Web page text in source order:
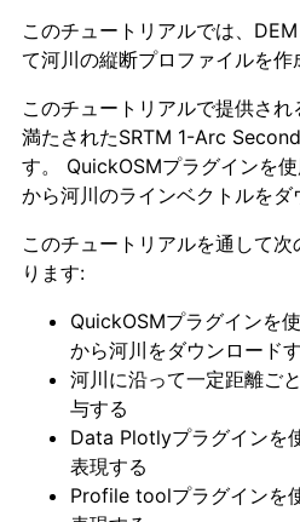
このチュートリアルでは、
て河川の縦断プロファイルを作
このチュートリアルで提供さ
満たされたSRTM 1-Arc
す。 QuickOSMプラグインを
から河川のラインベクトルをダ
このチュートリアルを通して
ります:
QuickOSMプラグインを
から河川をダウンロード
河川に沿って一定距離ご
与する
Data Plotlyプラグインを
表現する
Profile toolプラグインを